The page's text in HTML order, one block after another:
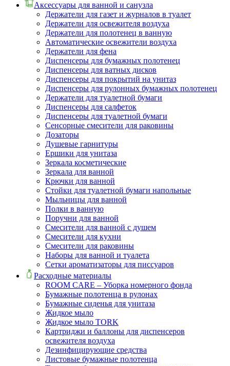
Аксессуары для ванной и санузла
Держатели для газет и журналов в туалет
Держатели для освежителя воздуха
Держатели для полотенец в ванную
Автоматические освежители воздуха
Держатели для фена
Диспенсеры для бумажных полотенец
Диспенсеры для ватных дисков
Диспенсеры для покрытий на унитаз
Диспенсеры для рулонных бумажных полотенец
Держатели для туалетной бумаги
Диспенсеры для салфеток
Диспенсеры для туалетной бумаги
Сенсорные смесители для раковины
Дозаторы
Душевые гарнитуры
Ершики для унитаза
Зеркала косметические
Зеркала для ванной
Крючки для ванной
Стойки для туалетной бумаги напольные
Мыльницы для ванной
Полки в ванную
Поручни для ванной
Смесители для ванной с душем
Смесители для кухни
Смесители для раковины
Наборы для ванной и туалета
Сетки ароматизаторы для писсуаров
Расходные материалы
ROOM CARE – Уборка номерного фонда
Бумажные полотенца в рулонах
Бумажные сиденья для унитаза
Жидкое мыло
Жидкое мыло TORK
Картриджи и баллоны для диспенсеров
освежителя воздуха
Дезинфицирующие средства
Листовые бумажные полотенца